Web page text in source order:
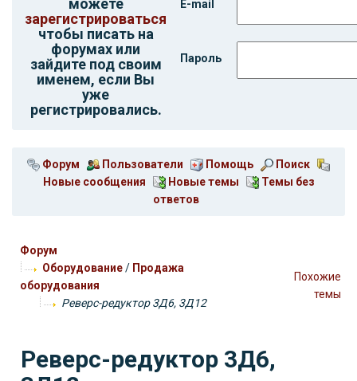
зарегистрироваться
чтобы писать на
форумах или
зайдите под своим
именем, если Вы
уже
регистрировались.
E-mail
Пароль
Форум Пользователи Помощь
Поиск
Новые сообщения
Новые темы
Темы без
ответов
Форум
Оборудование/ Продажа
оборудования
Реверс-редуктор 3Д6, 3Д12
Похожие
темы
Реверс-редуктор 3Д6,